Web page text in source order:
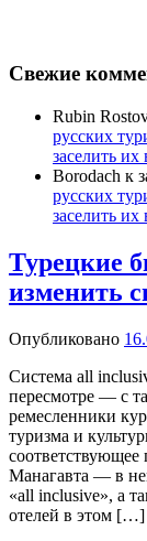
Свежие
Rubin
русских
заселить их
Borodach к
русских
заселить их
Турецкие
изменить
Опубликовано
Система all
пересмотре — с
ремесленники
туризма и
Манагавта — в
«all inclusive», а
отелей в этом […]